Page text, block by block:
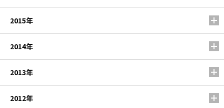
2015年
2014年
2013年
2012年